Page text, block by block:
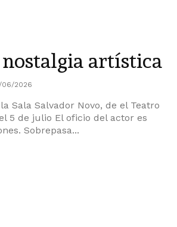
artística
06/2026
Sala Salvador Novo, de el Teatro
5 de julio El oficio del actor es
Sobrepasa...